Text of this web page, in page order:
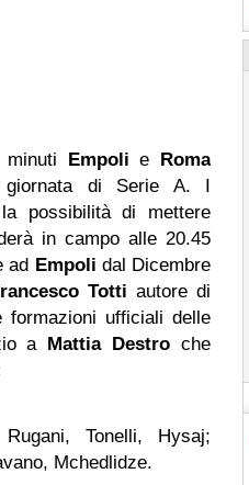
Empoli e Roma
giornata di Serie A. I
possibilità di mettere
in campo alle 20.45
ad Empoli dal Dicembre
Totti autore di
formazioni ufficiali delle
a Mattia Destro che
Tonelli, Hysaj;
Mchedlidze.